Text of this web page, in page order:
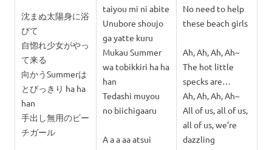
沈まぬ太陽身に浴
びて
自惚れ少女がやっ
て来る
向かうSummerは
とびっきり ha ha
han
手出し無用のビー
チガール
taiyou mi ni abite
Unubore shoujo
ga yatte kuru
Mukau Summer
wa tobikkiri ha ha
han
Tedashi muyou
no biichigaaru
A a a aa atsui
No need to help
these beach girls
Ah, Ah, Ah, Ah~
The hot little
specks are…
Ah, Ah, Ah, Ah~
All of us, all of us,
all of us, we’re
dazzling